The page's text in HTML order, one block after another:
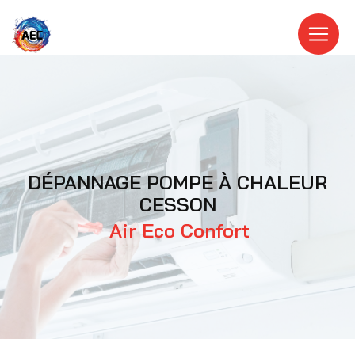
DÉPANNAGE POMPE À CHALEUR
CESSON
Air Eco Confort